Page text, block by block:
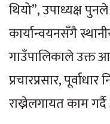
थियो”, उपाध्यक्ष
कार्यान्वयनसँगै
गाउँपालिकाले उक्त
प्रचारप्रसार,
राख्नेलगायत काम